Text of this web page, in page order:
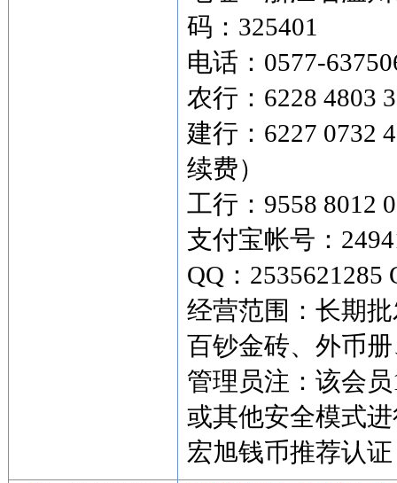
码：325401
电话：0577-
农行：6228 4803
建行：6227
续费）
工行：9558 8012
支付宝帐号：
QQ：2535621285
经营范围：长期
百钞金砖、外币
管理员注：该会
或其他安全模式
宏旭钱币推荐认证